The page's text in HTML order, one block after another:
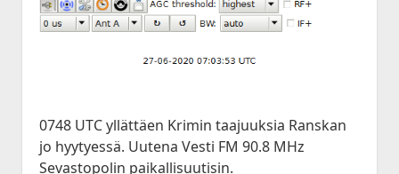
0748 UTC yllättäen Krimin taajuuksia Ranskan
jo hyytyessä. Uutena Vesti FM 90.8 MHz
Sevastopolin paikallisuutisin.